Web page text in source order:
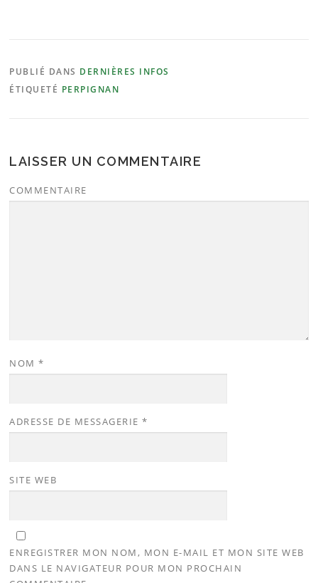
PUBLIÉ DANS DERNIÈRES INFOS
ÉTIQUETÉ PERPIGNAN
LAISSER UN COMMENTAIRE
COMMENTAIRE
NOM*
ADRESSE DE MESSAGERIE*
SITE WEB
ENREGISTRER MON NOM, MON E-MAIL ET MON SITE WEB
DANS LE NAVIGATEUR POUR MON PROCHAIN